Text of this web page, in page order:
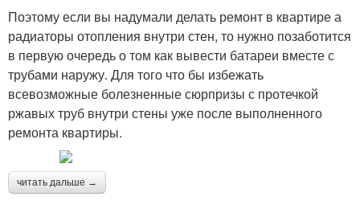
Поэтому если вы надумали делать ремонт в квартире а
радиаторы отопления внутри стен, то нужно позаботится
в первую очередь о том как вывести батареи вместе с
трубами наружу. Для того что бы избежать
всевозможные болезненные сюрпризы с протечкой
ржавых труб внутри стены уже после выполненного
ремонта квартиры.
читать дальше →